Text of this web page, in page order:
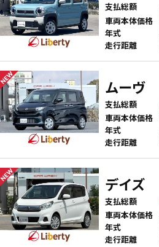
支払総額
車両本体価格
年式
走行距離
ムーヴ
支払総額
車両本体価格
年式
走行距離
デイズ
支払総額
車両本体価格
年式
走行距離